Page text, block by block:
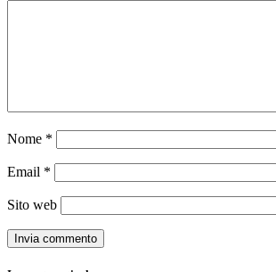
Nome *
Email *
Sito web